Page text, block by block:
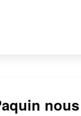
nous